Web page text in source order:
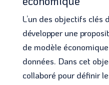
L’un des objectifs clés
développer une
de modèle
données. Dans cet
collaboré pour définir